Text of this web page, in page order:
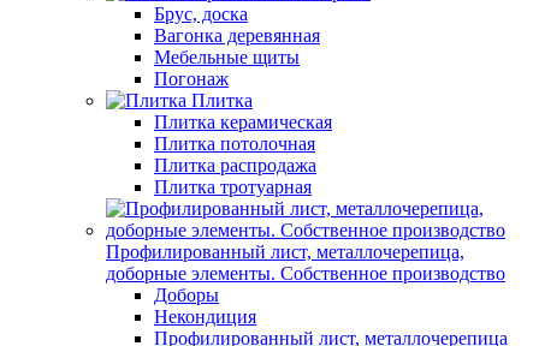
Брус, доска
Вагонка деревянная
Мебельные щиты
Погонаж
Плитка
Плитка керамическая
Плитка потолочная
Плитка распродажа
Плитка тротуарная
Профилированный лист, металлочерепица,
доборные элементы. Собственное производство
Доборы
Некондиция
Профилированный лист, металлочерепица